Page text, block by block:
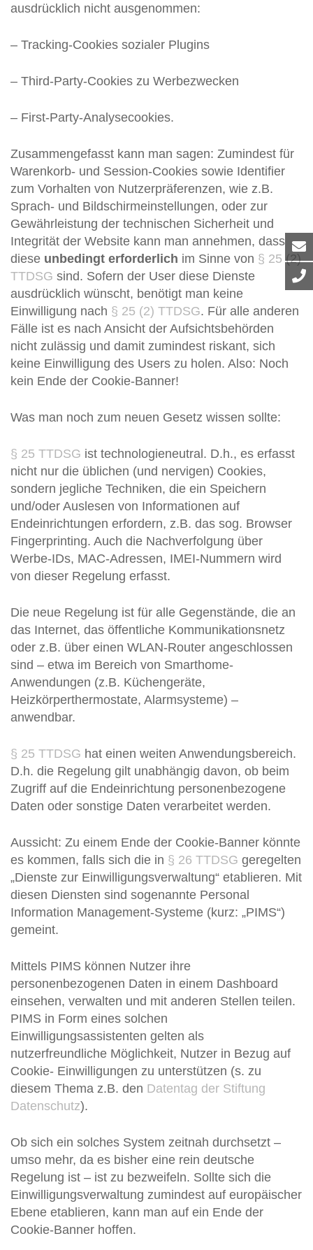
ausdrücklich nicht ausgenommen:
– Tracking-Cookies sozialer Plugins
– Third-Party-Cookies zu Werbezwecken
– First-Party-Analysecookies.
Zusammengefasst kann man sagen: Zumindest für
Warenkorb- und Session-Cookies sowie Identifier
zum Vorhalten von Nutzerpräferenzen, wie z.B.
Sprach- und Bildschirmeinstellungen, oder zur
Gewährleistung der technischen Sicherheit und
Integrität der Website kann man annehmen, dass
diese unbedingt erforderlich im Sinne von § 25 (2)
TTDSG sind. Sofern der User diese Dienste
ausdrücklich wünscht, benötigt man keine
Einwilligung nach § 25 (2) TTDSG. Für alle anderen
Fälle ist es nach Ansicht der Aufsichtsbehörden
nicht zulässig und damit zumindest riskant, sich
keine Einwilligung des Users zu holen. Also: Noch
kein Ende der Cookie-Banner!
Was man noch zum neuen Gesetz wissen sollte:
§ 25 TTDSG ist technologieneutral. D.h., es erfasst
nicht nur die üblichen (und nervigen) Cookies,
sondern jegliche Techniken, die ein Speichern
und/oder Auslesen von Informationen auf
Endeinrichtungen erfordern, z.B. das sog. Browser
Fingerprinting. Auch die Nachverfolgung über
Werbe-IDs, MAC-Adressen, IMEI-Nummern wird
von dieser Regelung erfasst.
Die neue Regelung ist für alle Gegenstände, die an
das Internet, das öffentliche Kommunikationsnetz
oder z.B. über einen WLAN-Router angeschlossen
sind – etwa im Bereich von Smarthome-
Anwendungen (z.B. Küchengeräte,
Heizkörperthermostate, Alarmsysteme) –
anwendbar.
§ 25 TTDSG hat einen weiten Anwendungsbereich.
D.h. die Regelung gilt unabhängig davon, ob beim
Zugriff auf die Endeinrichtung personenbezogene
Daten oder sonstige Daten verarbeitet werden.
Aussicht: Zu einem Ende der Cookie-Banner könnte
es kommen, falls sich die in § 26 TTDSG geregelten
„Dienste zur Einwilligungsverwaltung“ etablieren. Mit
diesen Diensten sind sogenannte Personal
Information Management-Systeme (kurz: „PIMS“)
gemeint.
Mittels PIMS können Nutzer ihre
personenbezogenen Daten in einem Dashboard
einsehen, verwalten und mit anderen Stellen teilen.
PIMS in Form eines solchen
Einwilligungsassistenten gelten als
nutzerfreundliche Möglichkeit, Nutzer in Bezug auf
Cookie- Einwilligungen zu unterstützen (s. zu
diesem Thema z.B. den Datentag der Stiftung
Datenschutz).
Ob sich ein solches System zeitnah durchsetzt –
umso mehr, da es bisher eine rein deutsche
Regelung ist – ist zu bezweifeln. Sollte sich die
Einwilligungsverwaltung zumindest auf europäischer
Ebene etablieren, kann man auf ein Ende der
Cookie-Banner hoffen.